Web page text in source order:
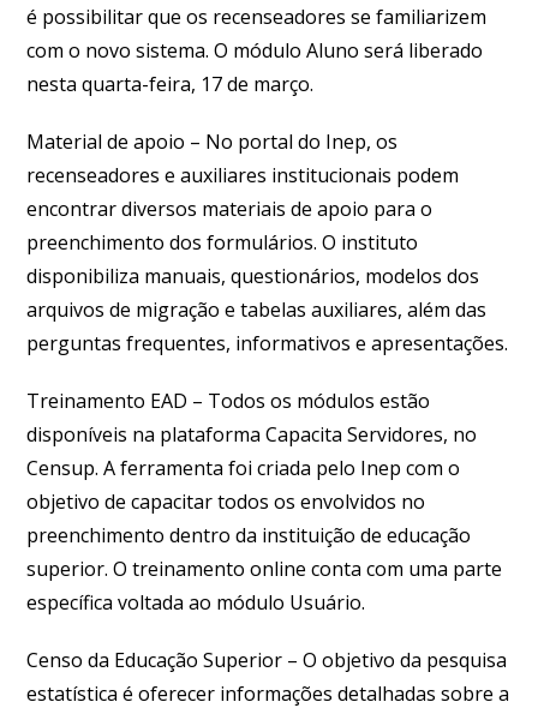
é possibilitar que os recenseadores se familiarizem
com o novo sistema. O módulo Aluno será liberado
nesta quarta-feira, 17 de março.
Material de apoio – No portal do Inep, os
recenseadores e auxiliares institucionais podem
encontrar diversos materiais de apoio para o
preenchimento dos formulários. O instituto
disponibiliza manuais, questionários, modelos dos
arquivos de migração e tabelas auxiliares, além das
perguntas frequentes, informativos e apresentações.
Treinamento EAD – Todos os módulos estão
disponíveis na plataforma Capacita Servidores, no
Censup. A ferramenta foi criada pelo Inep com o
objetivo de capacitar todos os envolvidos no
preenchimento dentro da instituição de educação
superior. O treinamento online conta com uma parte
específica voltada ao módulo Usuário.
Censo da Educação Superior –O objetivo da pesquisa
estatística é oferecer informações detalhadas sobre a